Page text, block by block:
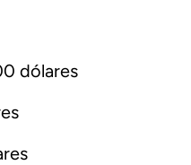
dólares